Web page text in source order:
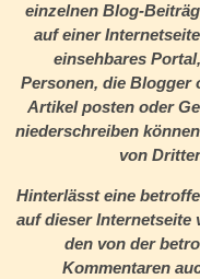
einzelnen Blog-
auf einer
einsehbares
Personen, die Blogger
Artikel posten oder
niederschreiben
von
Hinterlässt eine
auf dieser Internetseite
den von der
Kommentaren